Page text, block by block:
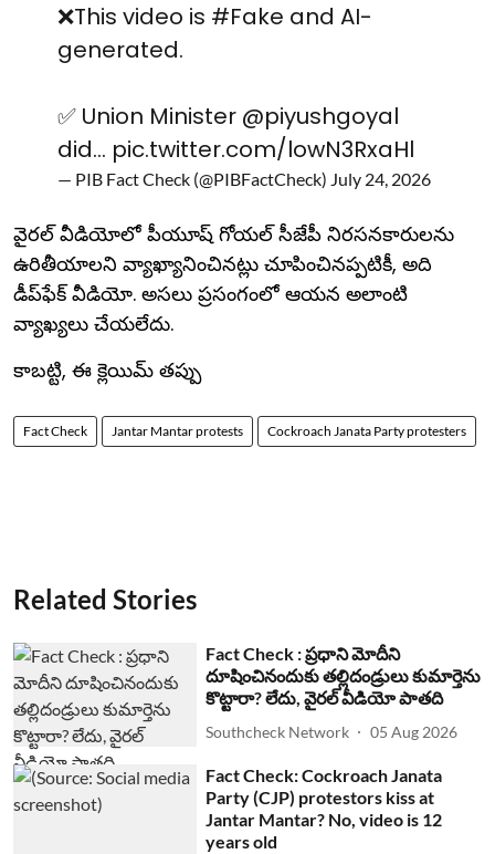
❌This video is #Fake and AI-
generated.
✅ Union Minister @piyushgoyal
did… pic.twitter.com/lowN3RxaHl
— PIB Fact Check (@PIBFactCheck) July 24, 2026
వైరల్ వీడియోలో పీయూష్ గోయల్ సీజేపీ నిరసనకారులను
ఉరితీయాలని వ్యాఖ్యానించినట్లు చూపించినప్పటికీ, అది
డీప్‌ఫేక్ వీడియో. అసలు ప్రసంగంలో ఆయన అలాంటి
వ్యాఖ్యలు చేయలేదు.
కాబట్టి, ఈ క్లెయిమ్ తప్పు
Fact Check Jantar Mantar protests Cockroach Janata Party protesters
Related Stories
Fact Check : ప్రధాని మోదీని
దూషించినందుకు తల్లిదండ్రులు కుమార్తెను
కొట్టారా? లేదు, వైరల్ వీడియో పాతది
Southcheck Network 05 Aug 2026
Fact Check: Cockroach Janata
Party (CJP) protestors kiss at
Jantar Mantar? No, video is 12
years old